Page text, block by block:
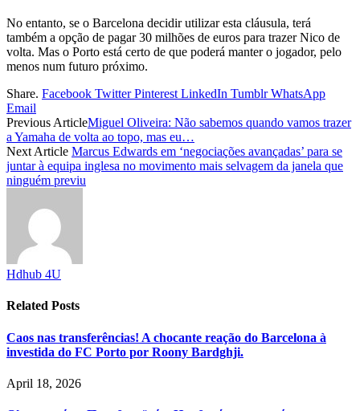
No entanto, se o Barcelona decidir utilizar esta cláusula, terá
também a opção de pagar 30 milhões de euros para trazer Nico de
volta. Mas o Porto está certo de que poderá manter o jogador, pelo
menos num futuro próximo.
Share. Facebook Twitter Pinterest LinkedIn Tumblr WhatsApp
Email
Previous ArticleMiguel Oliveira: Não sabemos quando vamos trazer
a Yamaha de volta ao topo, mas eu…
Next Article Marcus Edwards em ‘negociações avançadas’ para se
juntar à equipa inglesa no movimento mais selvagem da janela que
ninguém previu
Hdhub 4U
Related Posts
Caos nas transferências! A chocante reação do Barcelona à
investida do FC Porto por Roony Bardghji.
April 18, 2026